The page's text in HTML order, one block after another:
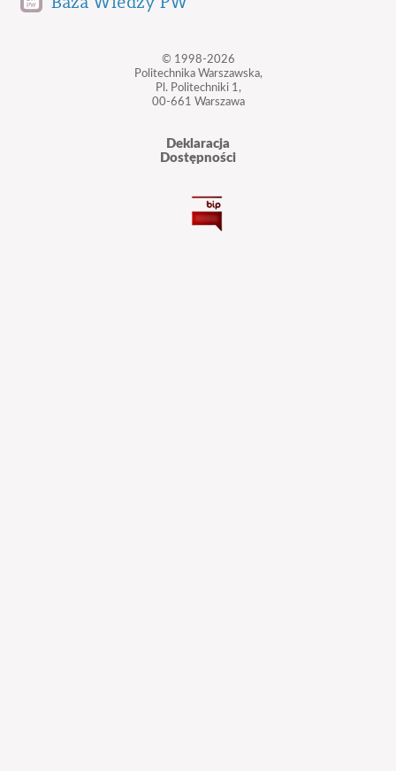
© 1998-2026
Politechnika Warszawska,
Pl. Politechniki 1,
00-661 Warszawa
Deklaracja
Dostępności